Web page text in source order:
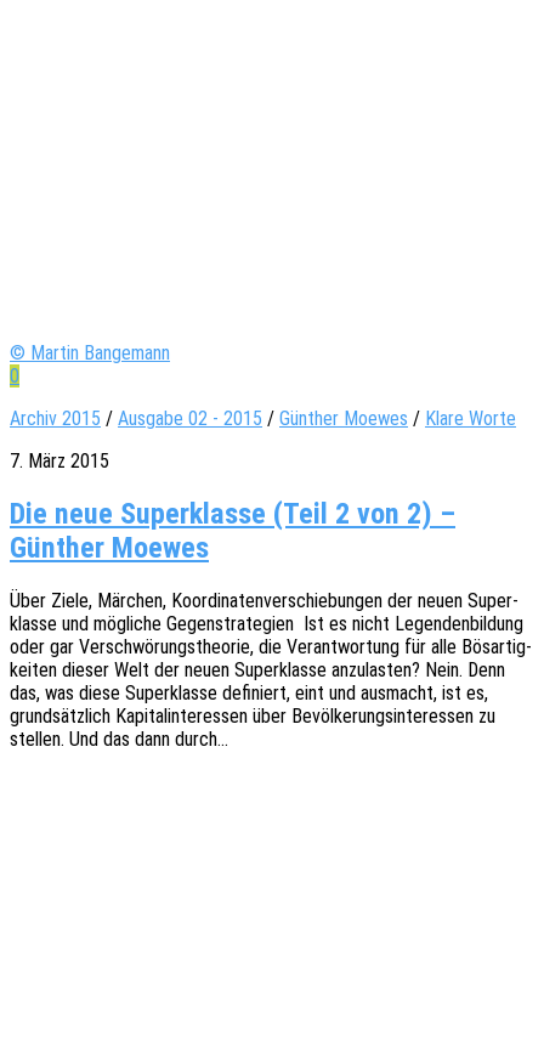
© Martin Bangemann
0
Archiv 2015 / Ausgabe 02 - 2015 / Günther Moewes / Klare Worte
7. März 2015
Die neue Superklasse (Teil 2 von 2) –
Günther Moewes
Über Ziele, Märchen, Koor­di­na­ten­ver­schie­bun­gen der neuen Super­
klas­se und mögli­che Gegen­stra­te­gien Ist es nicht Legen­den­bil­dung
oder gar Verschwö­rungs­theo­rie, die Verant­wor­tung für alle Bösar­tig­
kei­ten dieser Welt der neuen Super­klas­se anzu­las­ten? Nein. Denn
das, was diese Super­klas­se defi­niert, eint und ausmacht, ist es,
grund­sätz­lich Kapi­tal­in­ter­es­sen über Bevöl­ke­rungs­in­ter­es­sen zu
stel­len. Und das dann durch…